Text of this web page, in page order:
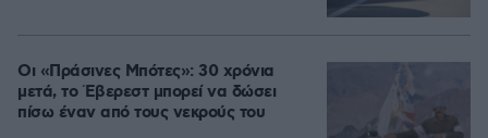
Οι «Πράσινες Μπότες»: 30 χρόνια
μετά, το Έβερεστ μπορεί να δώσει
πίσω έναν από τους νεκρούς του